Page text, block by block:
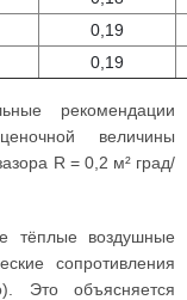
0,19
0,19
рекомендации
величины
R = 0,2 м² град/
тёплые воздушные
сопротивления
Это объясняется